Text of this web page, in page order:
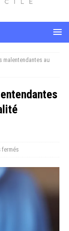
malentendantes au
fermés